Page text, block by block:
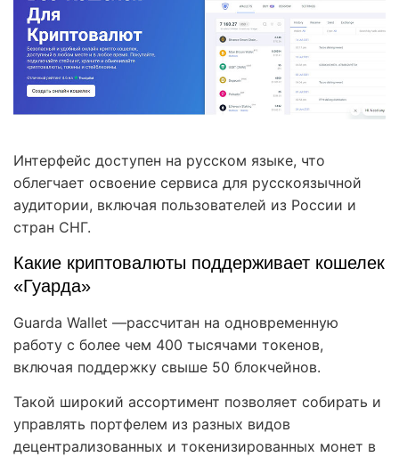
Интерфейс доступен на русском языке, что
облегчает освоение сервиса для русскоязычной
аудитории, включая пользователей из России и
стран СНГ.
Какие криптовалюты поддерживает кошелек
«Гуарда»
Guarda Wallet —рассчитан на одновременную
работу с более чем 400 тысячами токенов,
включая поддержку свыше 50 блокчейнов.
Такой широкий ассортимент позволяет собирать и
управлять портфелем из разных видов
децентрализованных и токенизированных монет в